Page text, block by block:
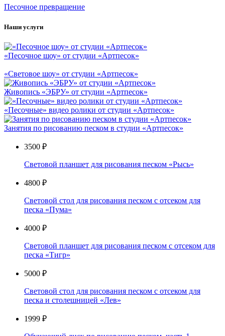
Песочное превращение
Наши услуги
«Песочное шоу» от студии «Артпесок»
«Световое шоу» от студии «Артпесок»
Живопись «ЭБРУ» от студии «Артпесок»
«Песочные» видео ролики от студии «Артпесок»
Занятия по рисованию песком в студии «Артпесок»
3500 ₽
Световой планшет для рисования песком «Рысь»
4800 ₽
Световой стол для рисования песком с отсеком для
песка «Пума»
4000 ₽
Световой планшет для рисования песком с отсеком для
песка «Тигр»
5000 ₽
Световой стол для рисования песком с отсеком для
песка и столешницей «Лев»
1999 ₽